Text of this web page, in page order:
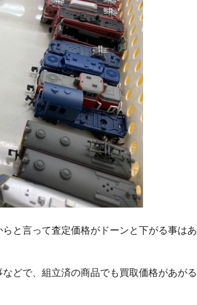
と言って査定価格がドーンと下がる事はあ
どで、組立済の商品でも買取価格があがる